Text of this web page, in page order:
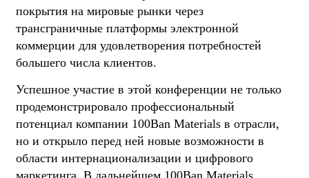
покрытия на мировые рынки через
трансграничные платформы электронной
коммерции для удовлетворения потребностей
большего числа клиентов.
Успешное участие в этой конференции не только
продемонстрировало профессиональный
потенциал компании 100Ban Materials в отрасли,
но и открыло перед ней новые возможности в
области интернационализации и цифрового
маркетинга. В дальнейшем 100Ban Materials